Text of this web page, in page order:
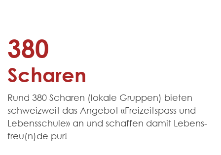
380
Scharen
Rund 380 Scharen (lokale Gruppen) bieten
schweiz­weit das Angebot «Freizeit­spass und
Lebens­schule» an und schaffen damit Lebens­
freu(n)de pur!